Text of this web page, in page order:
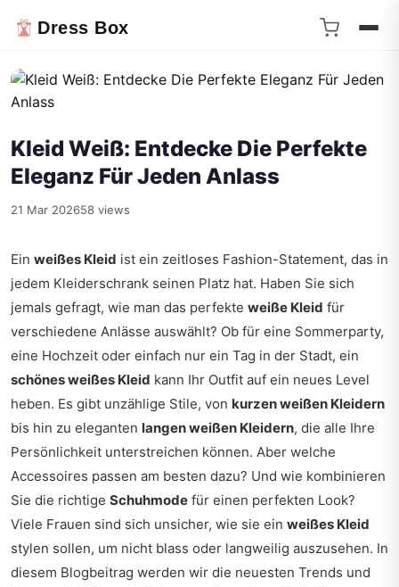
Dress Box
Kleid Weiß: Entdecke Die Perfekte
Eleganz Für Jeden Anlass
21 Mar 202658 views
Ein weißes Kleid ist ein zeitloses Fashion-Statement, das in
jedem Kleiderschrank seinen Platz hat. Haben Sie sich
jemals gefragt, wie man das perfekte weiße Kleid für
verschiedene Anlässe auswählt? Ob für eine Sommerparty,
eine Hochzeit oder einfach nur ein Tag in der Stadt, ein
schönes weißes Kleid kann Ihr Outfit auf ein neues Level
heben. Es gibt unzählige Stile, von kurzen weißen Kleidern
bis hin zu eleganten langen weißen Kleidern, die alle Ihre
Persönlichkeit unterstreichen können. Aber welche
Accessoires passen am besten dazu? Und wie kombinieren
Sie die richtige Schuhmode für einen perfekten Look?
Viele Frauen sind sich unsicher, wie sie ein weißes Kleid
stylen sollen, um nicht blass oder langweilig auszusehen. In
diesem Blogbeitrag werden wir die neuesten Trends und